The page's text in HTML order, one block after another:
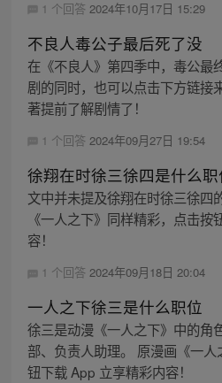
1 个回答 2024年10月17日 15:29
不良人毒公子最后死了没
在《不良人》第四季中，毒公最
剧的同时，也可以点击下方链接
著提前了解剧情了！
1 个回答 2024年09月27日 19:54
徐翔在时徐三徐四是什么职
文中并未提及徐翔在时徐三徐四
《一人之下》同样精彩，点击
容！
1 个回答 2024年09月18日 20:04
一人之下徐三是什么职位
徐三是动漫《一人之下》中的角
部、负责人助理。 原漫画《一
钮下载 App 立享精彩内容！